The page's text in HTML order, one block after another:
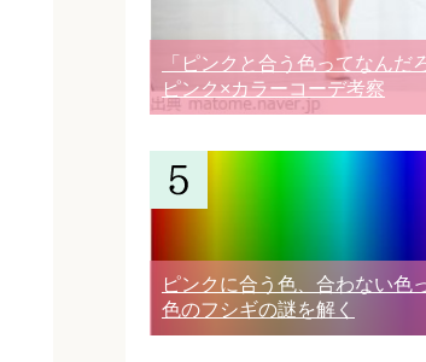
「ピンクと合う色ってなんだ
ピンク×カラーコーデ考察
ピンクに合う色、合わない色
色のフシギの謎を解く